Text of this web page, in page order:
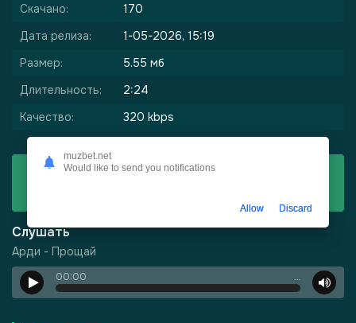
Скачано:
170
Дата релиза:
1-05-2026, 15:19
Размер:
5.55 мб
Длительность:
2:24
Качество:
320 kbps
Скачать
Слушать
Арди - Прощай
00:00 …
- Харизма
muzbet.net
Would like to send you notifications
Allow Discard